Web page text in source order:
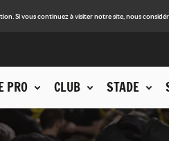
Si vous continuez à visiter notre site, nous
PRO CLUB STADE